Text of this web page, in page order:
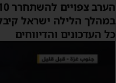
במהלך הלילה ישראל
כל העדכונים והדיווחים